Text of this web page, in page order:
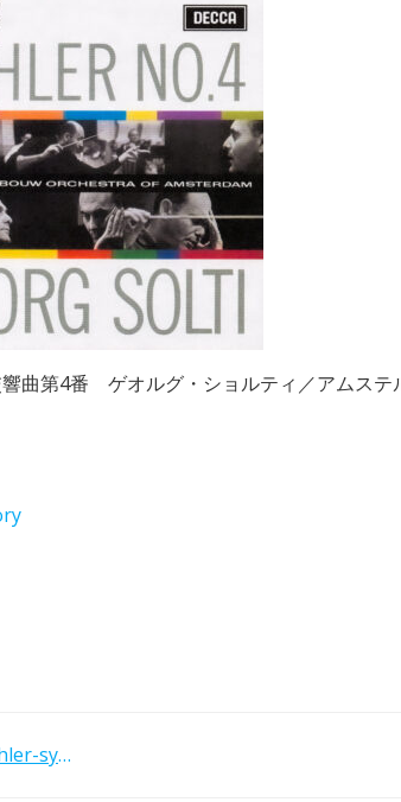
曲第4番 ゲオルグ・ショルティ／アムス
mahler-sym4and9-solti-2025remaster